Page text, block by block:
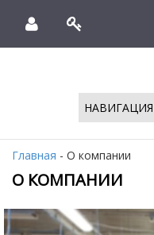
Главная - О компании
О КОМПАНИИ